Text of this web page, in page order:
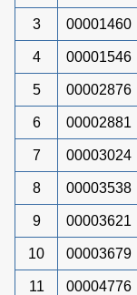
3 00001460
4 00001546
5 00002876
6 00002881
7 00003024
8 00003538
9 00003621
10 00003679
11 00004776